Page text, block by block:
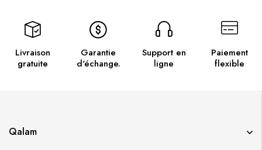
Livraison
gratuite
Garantie
d'échange.
Support en
ligne
Paiement
flexible
Qalam